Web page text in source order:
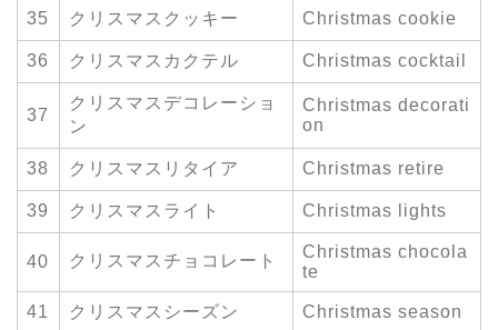
35 クリスマスクッキー Christmas cookie
36 クリスマスカクテル Christmas cocktail
37
クリスマスデコレーショ
ン
Christmas decorati
on
38 クリスマスリタイア Christmas retire
39 クリスマスライト Christmas lights
40 クリスマスチョコレート
Christmas chocola
te
41 クリスマスシーズン Christmas season